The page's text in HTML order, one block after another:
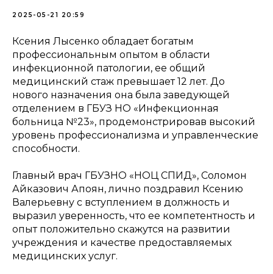
2025-05-21 20:59
Ксения Лысенко обладает богатым
профессиональным опытом в области
инфекционной патологии, ее общий
медицинский стаж превышает 12 лет. До
нового назначения она была заведующей
отделением в ГБУЗ НО «Инфекционная
больница №23», продемонстрировав высокий
уровень профессионализма и управленческие
способности.
Главный врач ГБУЗНО «НОЦ СПИД», Соломон
Айказович Апоян, лично поздравил Ксению
Валерьевну с вступлением в должность и
выразил уверенность, что ее компетентность и
опыт положительно скажутся на развитии
учреждения и качестве предоставляемых
медицинских услуг.